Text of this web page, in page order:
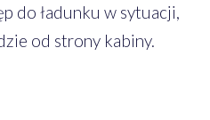
do ładunku w sytuacji,
od strony kabiny.